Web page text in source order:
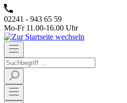
02241 - 943 65 59
Mo-Fr 11.00-16.00 Uhr